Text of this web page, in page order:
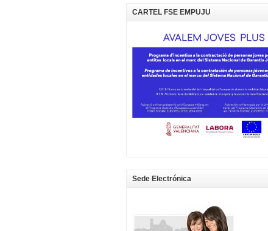
CARTEL FSE EMPUJU
Sede Electrónica